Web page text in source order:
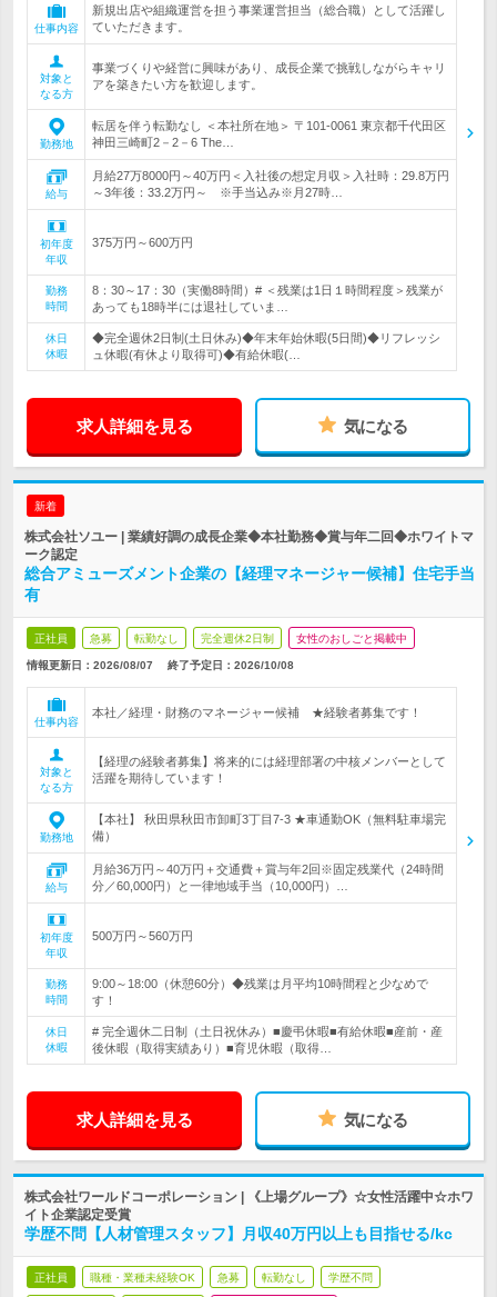
仕事内容
新規出店や組織運営を担う事業運営担当（総合職）として活躍し
ていただきます。
対象と
なる方
事業づくりや経営に興味があり、成長企業で挑戦しながらキャリ
アを築きたい方を歓迎します。
勤務地
転居を伴う転勤なし ＜本社所在地＞ 〒101-0061 東京都千代田区
神田三崎町2－2－6 The…
給与
月給27万8000円～40万円＜入社後の想定月収＞入社時：29.8万円
～3年後：33.2万円～ ※手当込み※月27時…
初年度
年収
375万円～600万円
勤務
時間
8：30～17：30（実働8時間）# ＜残業は1日１時間程度＞残業が
あっても18時半には退社していま…
休日
休暇
◆完全週休2日制(土日休み)◆年末年始休暇(5日間)◆リフレッシ
ュ休暇(有休より取得可)◆有給休暇(…
求人詳細を見る 気になる
新着
株式会社ソユー | 業績好調の成長企業◆本社勤務◆賞与年二回◆ホワイトマ
ーク認定
総合アミューズメント企業の【経理マネージャー候補】住宅手当
有
正社員 急募 転勤なし 完全週休2日制 女性のおしごと掲載中
情報更新日：2026/08/07 終了予定日： 2026/10/08
仕事内容
本社／経理・財務のマネージャー候補 ★経験者募集です！
対象と
なる方
【経理の経験者募集】将来的には経理部署の中核メンバーとして
活躍を期待しています！
勤務地
【本社】 秋田県秋田市卸町3丁目7-3 ★車通勤OK（無料駐車場完
備）
給与
月給36万円～40万円＋交通費＋賞与年2回※固定残業代（24時間
分／60,000円）と一律地域手当（10,000円）…
初年度
年収
500万円～560万円
勤務
時間
9:00～18:00（休憩60分）◆残業は月平均10時間程と少なめで
す！
休日
休暇
# 完全週休二日制（土日祝休み）■慶弔休暇■有給休暇■産前・産
後休暇（取得実績あり）■育児休暇（取得…
求人詳細を見る 気になる
株式会社ワールドコーポレーション | 《上場グループ》☆女性活躍中☆ホワ
イト企業認定受賞
学歴不問【人材管理スタッフ】月収40万円以上も目指せる/kc
正社員 職種・業種未経験OK 急募 転勤なし 学歴不問